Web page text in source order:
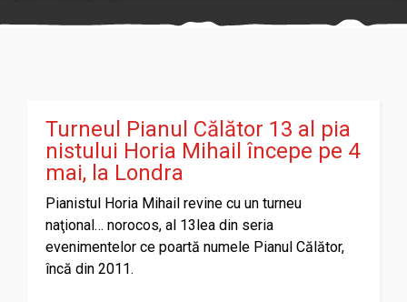
Turneul Pianul Călător 13 al pia
nistului Horia Mihail începe pe 4
mai, la Londra
Pianistul Horia Mihail revine cu un turneu
naţional… norocos, al 13lea din seria
evenimentelor ce poartă numele Pianul Călător,
încă din 2011.